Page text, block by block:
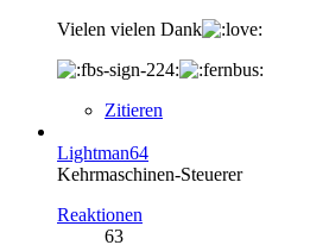
Vielen vielen Dank
Zitieren
Lightman64
Kehrmaschinen-Steuerer
Reaktionen
63